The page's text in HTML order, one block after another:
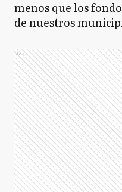
menos que los
de nuestros
Ads